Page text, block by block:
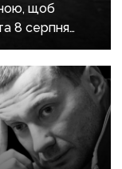
щоб
8 серпня